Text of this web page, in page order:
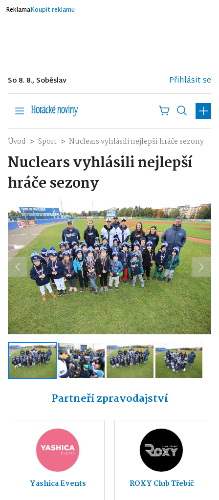
ReklamaKoupit reklamu
So 8. 8., Soběslav Přihlásit se
Úvod Sport Nuclears vyhlásili nejlepší hráče sezony
Nuclears vyhlásili nejlepší
hráče sezony
Previous Next
Partneři zpravodajství
Yashica Events ROXY Club Třebíč